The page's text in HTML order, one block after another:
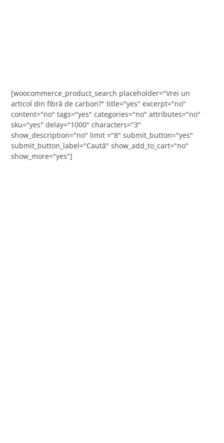
[woocommerce_product_search placeholder="Vrei un
articol din fibră de carbon?" title="yes" excerpt="no"
content="no" tags="yes" categories="no" attributes="no"
sku="yes" delay="1000" characters="3"
show_description="no" limit ="8" submit_button="yes"
submit_button_label="Caută" show_add_to_cart="no"
show_more="yes"]